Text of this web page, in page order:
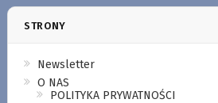
STRONY
Newsletter
O NAS
POLITYKA PRYWATNOŚCI